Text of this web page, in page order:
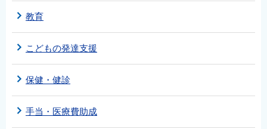
教育
こどもの発達支援
保健・健診
手当・医療費助成